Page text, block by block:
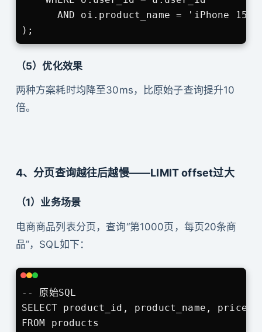
      AND oi.product_name = 'iPhone 15'
);
（5）优化效果
两种方案耗时均降至30ms，比原始子查询提升10
倍。
4、分页查询越往后越慢——LIMIT offset过大
（1）业务场景
电商商品列表分页，查询“第1000页，每页20条商
品”，SQL如下：
-- 原始SQL
SELECT product_id, product_name, price
FROM products